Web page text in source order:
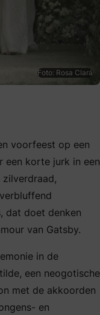
Foto: Rosa Clará
voorfeest op een
een korte jurk in een
dat doet denken
van Gatsby.
in de
een neogotische
met de akkoorden
en